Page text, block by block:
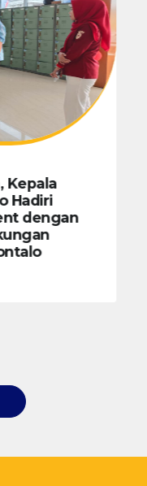
Kepala
Hadiri
dengan